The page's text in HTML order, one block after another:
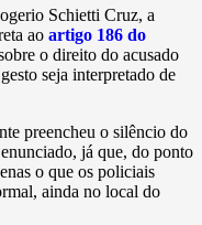
Schietti Cruz, a
ao artigo 186 do
o direito do acusado
seja interpretado de
preencheu o silêncio do
já que, do ponto
o que os policiais
ainda no local do